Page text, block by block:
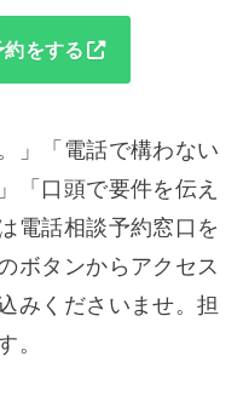
をする
」「電話で構わない
「口頭で要件を伝え
電話相談予約窓口を
ボタンからアクセス
みくださいませ。担
。